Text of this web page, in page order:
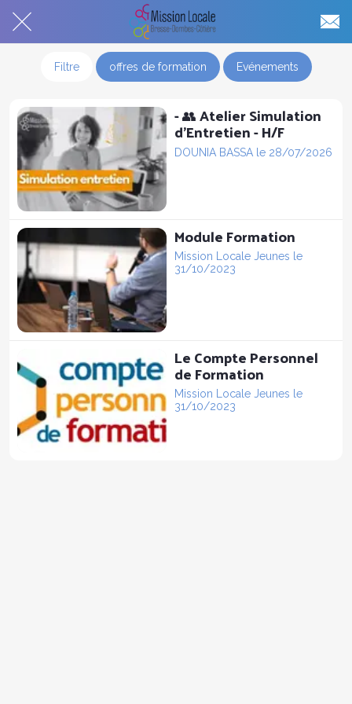
Filtre offres de formation Evénements
- 👥 Atelier Simulation
d’Entretien - H/F
DOUNIA BASSA le 28/07/2026
Module Formation
Mission Locale Jeunes le
31/10/2023
Le Compte Personnel
de Formation
Mission Locale Jeunes le
31/10/2023